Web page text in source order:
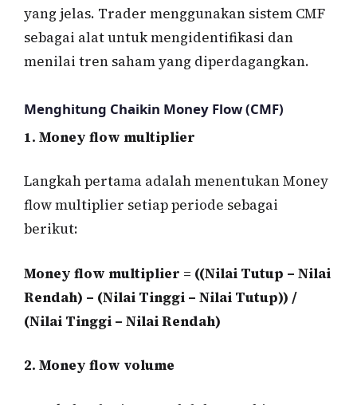
yang jelas. Trader menggunakan sistem CMF
sebagai alat untuk mengidentifikasi dan
menilai tren saham yang diperdagangkan.
Menghitung Chaikin Money Flow (CMF)
1. Money flow multiplier
Langkah pertama adalah menentukan Money
flow multiplier setiap periode sebagai
berikut:
Money flow multiplier = ((Nilai Tutup – Nilai
Rendah) – (Nilai Tinggi – Nilai Tutup)) /
(Nilai Tinggi – Nilai Rendah)
2. Money flow volume